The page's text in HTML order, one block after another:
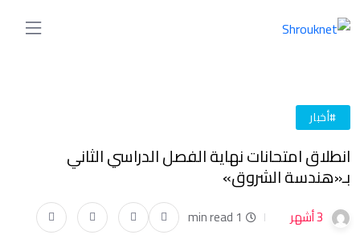
#أخبار
انطلاق امتحانات نهاية الفصل الدراسي الثاني
بـ«هندسة الشروق»
3 أشهر 1 min read